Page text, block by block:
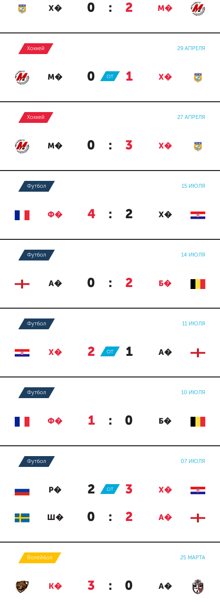
Х� 0 : 2 М�
Хоккей 29 АПРЕЛЯ
М� 0 : 1 Х�
ОТ
Хоккей 27 АПРЕЛЯ
М� 0 : 3 Х�
Футбол 15 ИЮЛЯ
Ф� 4 : 2 Х�
Футбол 14 ИЮЛЯ
А� 0 : 2 Б�
Футбол 11 ИЮЛЯ
Х� 2 : 1 А�
ОТ
Футбол 10 ИЮЛЯ
Ф� 1 : 0 Б�
Футбол 07 ИЮЛЯ
Р� 2 : 3 Х�
ОТ
Ш� 0 : 2 А�
Волейбол 25 МАРТА
К� 3 : 0 А�